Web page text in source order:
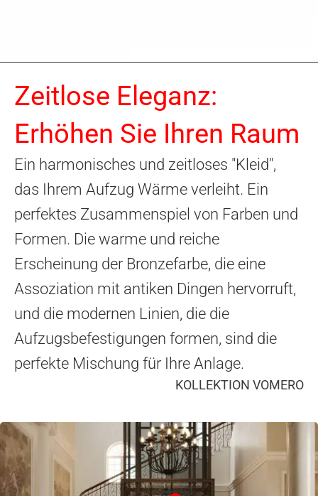
Zeitlose Eleganz:
Erhöhen Sie Ihren Raum
Ein harmonisches und zeitloses "Kleid",
das Ihrem Aufzug Wärme verleiht. Ein
perfektes Zusammenspiel von Farben und
Formen. Die warme und reiche
Erscheinung der Bronzefarbe, die eine
Assoziation mit antiken Dingen hervorruft,
und die modernen Linien, die die
Aufzugsbefestigungen formen, sind die
perfekte Mischung für Ihre Anlage.
KOLLEKTION VOMERO